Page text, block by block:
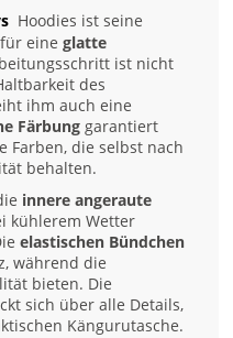
Hoodies ist seine
eineglatte
ist nicht
des
ihm auch eine
Färbung garantiert
Farben, die selbst nach
behalten.
innere angeraute
kühlerem Wetter
elastischen Bündchen
während die
bieten. Die
sich über alle Details,
Kängurutasche.